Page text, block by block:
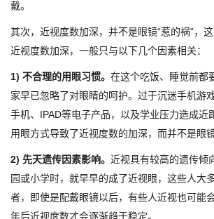
戴。
其次，近视度数加深，并不是眼镜“惹的祸”，这
近视度数加深，一般只与以下几个因素相关：
1) 不合理的用眼习惯。 在这个吃饭、睡觉前都
家早已忽略了对眼睛的呵护。过于沉迷手机游
手机、IPAD等电子产品，以及学业压力造成近
用眼方式导致了近视度数的加深，而并不是眼镜
2) 先天遗传因素影响。 近视具有较高的遗传倾
园或小学时，就早早的成了近视眼，这些人大
者，即使是配戴眼镜以后，有些人近视也可能
年后近视度数才会逐渐趋于稳定。